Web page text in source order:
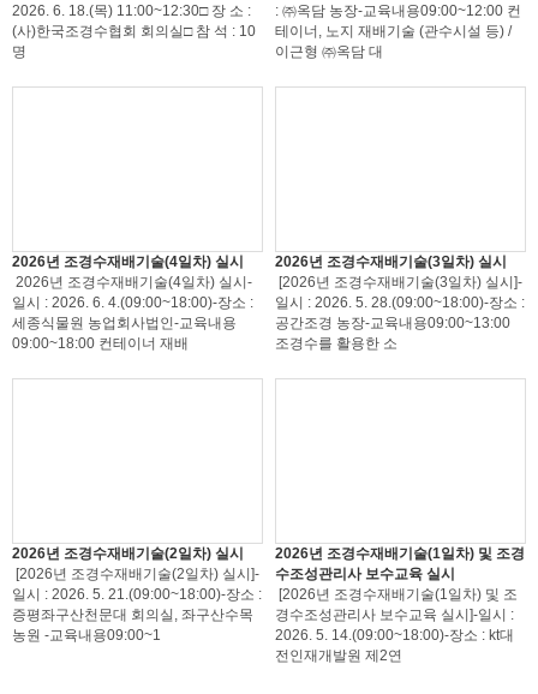
2026. 6. 18.(목) 11:00~12:30□ 장 소 :
(사)한국조경수협회 회의실□ 참 석 : 10
명
: ㈜옥담 농장-교육내용09:00~12:00 컨
테이너, 노지 재배기술 (관수시설 등) /
이근형 ㈜옥담 대
2026년 조경수재배기술(4일차) 실시
2026년 조경수재배기술(4일차) 실시-
일시 : 2026. 6. 4.(09:00~18:00)-장소 :
세종식물원 농업회사법인-교육내용
09:00~18:00 컨테이너 재배
2026년 조경수재배기술(3일차) 실시
[2026년 조경수재배기술(3일차) 실시]-
일시 : 2026. 5. 28.(09:00~18:00)-장소 :
공간조경 농장-교육내용09:00~13:00
조경수를 활용한 소
2026년 조경수재배기술(2일차) 실시
[2026년 조경수재배기술(2일차) 실시]-
일시 : 2026. 5. 21.(09:00~18:00)-장소 :
증평좌구산천문대 회의실, 좌구산수목
농원 -교육내용09:00~1
2026년 조경수재배기술(1일차) 및 조경
수조성관리사 보수교육 실시
[2026년 조경수재배기술(1일차) 및 조
경수조성관리사 보수교육 실시]-일시 :
2026. 5. 14.(09:00~18:00)-장소 : kt대
전인재개발원 제2연